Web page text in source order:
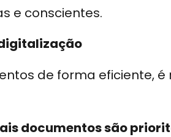
e conscientes.
de forma eficiente,
documentos são